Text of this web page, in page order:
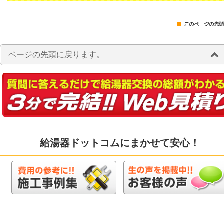
ページの先頭に戻ります。
給湯器ドットコムにまかせて安心！